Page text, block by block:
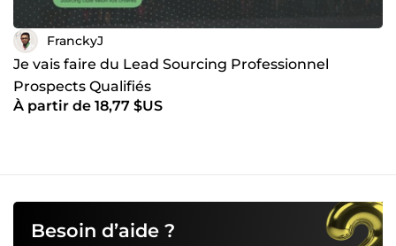
FranckyJ
Je vais faire du Lead Sourcing Professionnel
Prospects Qualifiés
À partir de 18,77 $US
Besoin d’aide ?